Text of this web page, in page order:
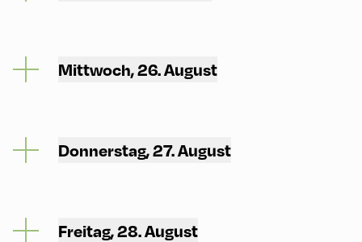
Mittwoch, 26. August
Donnerstag, 27. August
Freitag, 28. August